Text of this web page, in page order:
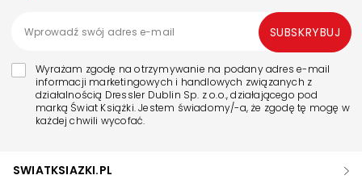
Wyrażam zgodę na otrzymywanie na podany adres e-mail
informacji marketingowych i handlowych związanych z
działalnością Dressler Dublin Sp. z o.o., działającego pod
marką Świat Książki. Jestem świadomy/-a, że zgodę tę mogę w
każdej chwili wycofać.
SUBSKRYBUJ
SWIATKSIAZKI.PL